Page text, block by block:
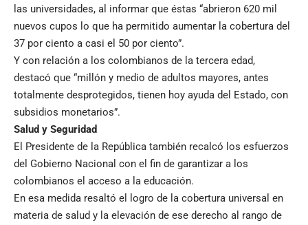
las universidades, al informar que éstas “abrieron 620 mil
nuevos cupos lo que ha permitido aumentar la cobertura del
37 por ciento a casi el 50 por ciento”.
Y con relación a los colombianos de la tercera edad,
destacó que “millón y medio de adultos mayores, antes
totalmente desprotegidos, tienen hoy ayuda del Estado, con
subsidios monetarios”.
Salud y Seguridad
El Presidente de la República también recalcó los esfuerzos
del Gobierno Nacional con el fin de garantizar a los
colombianos el acceso a la educación.
En esa medida resaltó el logro de la cobertura universal en
materia de salud y la elevación de ese derecho al rango de